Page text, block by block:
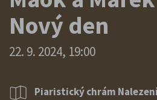
Nový den
22. 9. 2024, 19:00
Piaristický chrám